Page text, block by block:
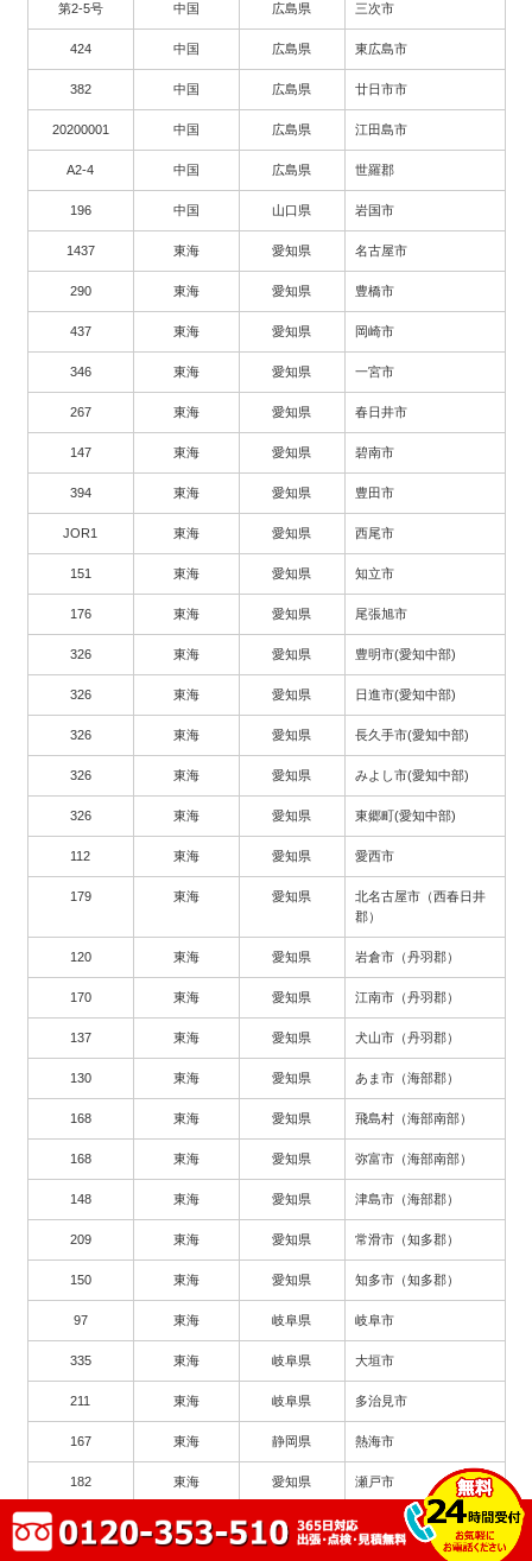
第2-5号 中国 広島県 三次市
424 中国 広島県 東広島市
382 中国 広島県 廿日市市
20200001 中国 広島県 江田島市
A2-4 中国 広島県 世羅郡
196 中国 山口県 岩国市
1437 東海 愛知県 名古屋市
290 東海 愛知県 豊橋市
437 東海 愛知県 岡崎市
346 東海 愛知県 一宮市
267 東海 愛知県 春日井市
147 東海 愛知県 碧南市
394 東海 愛知県 豊田市
JOR1 東海 愛知県 西尾市
151 東海 愛知県 知立市
176 東海 愛知県 尾張旭市
326 東海 愛知県 豊明市(愛知中部)
326 東海 愛知県 日進市(愛知中部)
326 東海 愛知県 長久手市(愛知中部)
326 東海 愛知県 みよし市(愛知中部)
326 東海 愛知県 東郷町(愛知中部)
112 東海 愛知県 愛西市
179 東海 愛知県
北名古屋市（西春日井
郡）
120 東海 愛知県 岩倉市（丹羽郡）
170 東海 愛知県 江南市（丹羽郡）
137 東海 愛知県 犬山市（丹羽郡）
130 東海 愛知県 あま市（海部郡）
168 東海 愛知県 飛島村（海部南部）
168 東海 愛知県 弥富市（海部南部）
148 東海 愛知県 津島市（海部郡）
209 東海 愛知県 常滑市（知多郡）
150 東海 愛知県 知多市（知多郡）
97 東海 岐阜県 岐阜市
335 東海 岐阜県 大垣市
211 東海 岐阜県 多治見市
167 東海 静岡県 熱海市
182 東海 愛知県 瀬戸市
263 東海 愛知県 豊川市